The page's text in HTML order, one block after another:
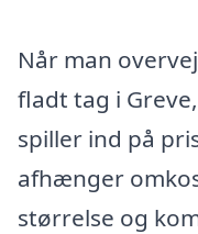
Når man
fladt tag i
spiller ind på
afhænger
størrelse og